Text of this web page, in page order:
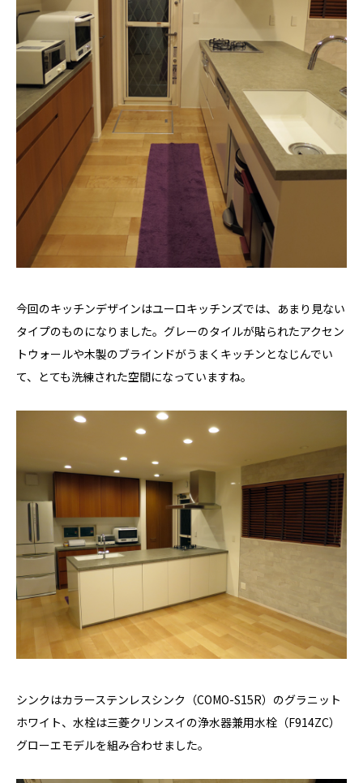
今回のキッチンデザインはユーロキッチンズでは、あまり見ない
タイプのものになりました。グレーのタイルが貼られたアクセン
トウォールや木製のブラインドがうまくキッチンとなじんでい
て、とても洗練された空間になっていますね。
シンクはカラーステンレスシンク（COMO-S15R）のグラニット
ホワイト、水栓は三菱クリンスイの浄水器兼用水栓（F914ZC）
グローエモデルを組み合わせました。